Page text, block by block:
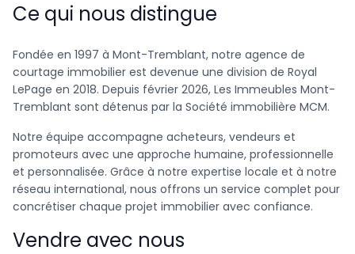
Ce qui nous distingue
Fondée en 1997 à Mont-Tremblant, notre agence de
courtage immobilier est devenue une division de Royal
LePage en 2018. Depuis février 2026, Les Immeubles Mont-
Tremblant sont détenus par la Société immobilière MCM.
Notre équipe accompagne acheteurs, vendeurs et
promoteurs avec une approche humaine, professionnelle
et personnalisée. Grâce à notre expertise locale et à notre
réseau international, nous offrons un service complet pour
concrétiser chaque projet immobilier avec confiance.
Vendre avec nous